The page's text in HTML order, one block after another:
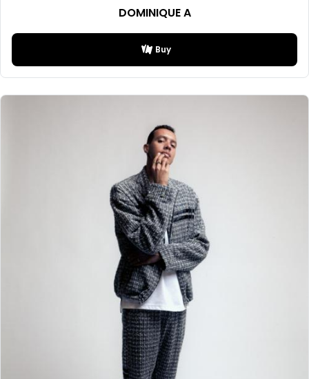
DOMINIQUE A
Buy